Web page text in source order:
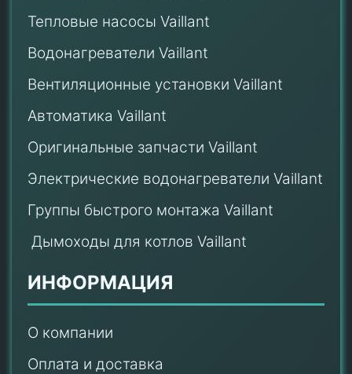
Тепловые насосы Vaillant
Водонагреватели Vaillant
Вентиляционные установки Vaillant
Автоматика Vaillant
Оригинальные запчасти Vaillant
Электрические водонагреватели Vaillant
Группы быстрого монтажа Vaillant
Дымоходы для котлов Vaillant
ИНФОРМАЦИЯ
О компании
Оплата и доставка